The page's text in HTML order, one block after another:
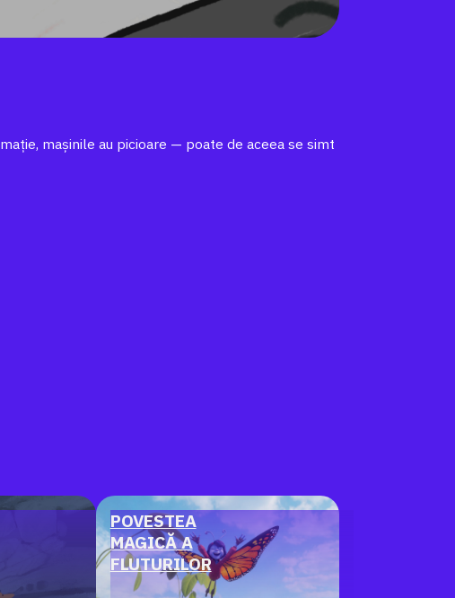
mașinile au picioare — poate de aceea se simt
POVESTEA
MAGICĂ A
FLUTURILOR